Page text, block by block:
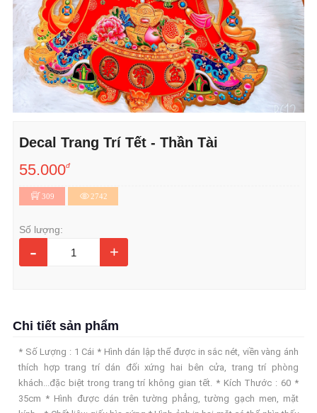
Decal Trang Trí Tết - Thần Tài
55.000đ
309 2742
Số lượng:
- +
Chi tiết sản phẩm
* Số Lượng : 1 Cái * Hình dán lập thể được in sắc nét, viền vàng ánh
thích hợp trang trí dán đối xứng hai bên cửa, trang trí phòng
khách...đặc biệt trong trang trí không gian tết. * Kích Thước : 60 *
35cm * Hình được dán trên tường phẳng, tường gạch men, mặt